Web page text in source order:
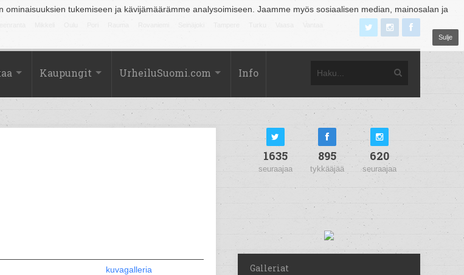
tukemiseen ja kävijämäärämme analysoimiseen. Jaamme myös sosiaalisen median, mainosalan ja
Sulje
Kaupungit UrheiluSuomi.com Info
kuvagalleria
1635
seuraajaa
895
tykkääjää
620
seuraajaa
Galleriat